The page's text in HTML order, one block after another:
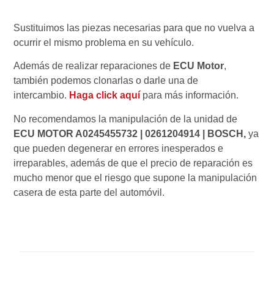
Sustituimos las piezas necesarias para que no vuelva a
ocurrir el mismo problema en su vehículo.
Además de realizar reparaciones de ECU Motor,
también podemos clonarlas o darle una de
intercambio. Haga click aquí para más información.
No recomendamos la manipulación de la unidad de
ECU MOTOR A0245455732 | 0261204914 | BOSCH, ya
que pueden degenerar en errores inesperados e
irreparables, además de que el precio de reparación es
mucho menor que el riesgo que supone la manipulación
casera de esta parte del automóvil.